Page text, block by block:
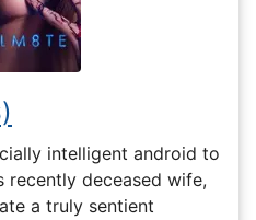
intelligent android to
deceased wife,
a truly sentient